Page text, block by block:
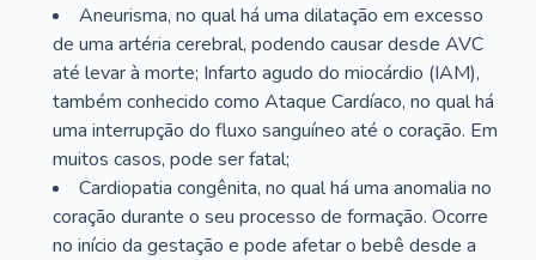
Aneurisma, no qual há uma dilatação em excesso
de uma artéria cerebral, podendo causar desde AVC
até levar à morte; Infarto agudo do miocárdio (IAM),
também conhecido como Ataque Cardíaco, no qual há
uma interrupção do fluxo sanguíneo até o coração. Em
muitos casos, pode ser fatal;
Cardiopatia congênita, no qual há uma anomalia no
coração durante o seu processo de formação. Ocorre
no início da gestação e pode afetar o bebê desde a